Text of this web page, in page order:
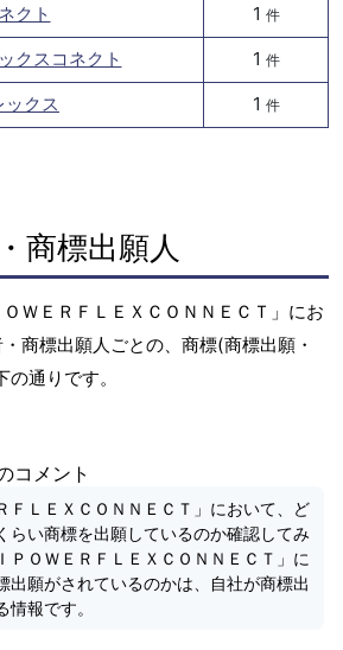
クト
1 件
クスコネクト 1 件
ックス 1 件
商標出願人
ＷＥＲＦＬＥＸＣＯＮＮＥＣＴ」にお
商標出願人ごとの、商標(商標出願・
通りです。
コメント
ＦＬＥＸＣＯＮＮＥＣＴ」において、ど
らい商標を出願しているのか確認してみ
ＰＯＷＥＲＦＬＥＸＣＯＮＮＥＣＴ」に
出願がされているのかは、自社が商標出
報です。